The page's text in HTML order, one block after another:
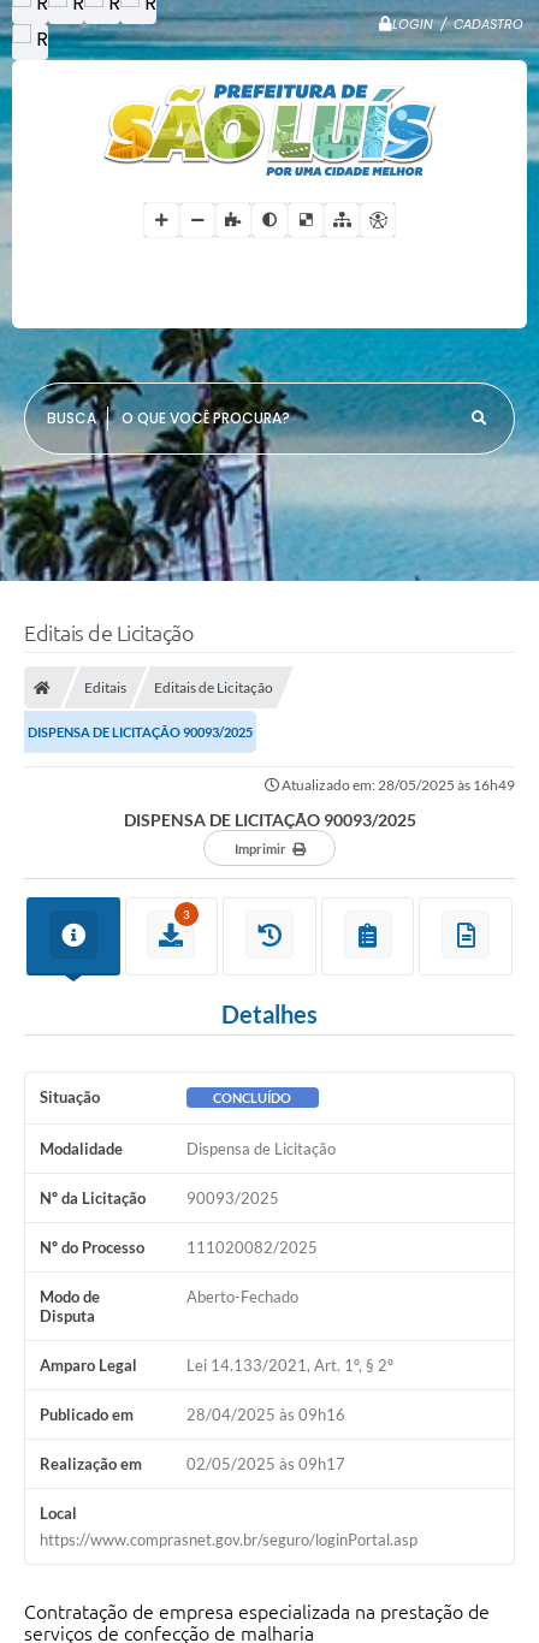
LOGIN / CADASTRO
O QUE VOCÊ PROCURA?
Editais de Licitação
Editais Editais de Licitação
DISPENSA DE LICITAÇÃO 90093/2025
Atualizado em: 28/05/2025 às 16h49
DISPENSA DE LICITAÇÃO 90093/2025
Imprimir
3
Detalhes
Situação CONCLUÍDO
Modalidade Dispensa de Licitação
Nº da Licitação 90093/2025
Nº do Processo 111020082/2025
Modo de
Disputa
Aberto-Fechado
Amparo Legal Lei 14.133/2021, Art. 1º, § 2º
Publicado em 28/04/2025 às 09h16
Realização em 02/05/2025 às 09h17
Local
https://www.comprasnet.gov.br/seguro/loginPortal.asp
Contratação de empresa especializada na prestação de
serviços de confecção de malharia